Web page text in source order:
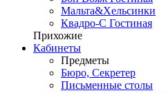
Мальта&Хельсинки
Квадро-С Гостиная
Прихожие
Кабинеты
Предметы
Бюро, Секретер
Письменные столы